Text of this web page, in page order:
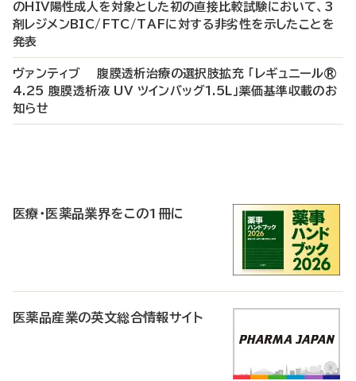
のHIV陽性成人を対象とした初の直接比較試験において、3
剤レジメンBIC/FTC/TAFに対する非劣性を示したことを
発表
ヴァンティブ 腹膜透析治療の選択肢拡充 「レギュニール®
4.25 腹膜透析液 UV ツインバッグ1.5L」薬価基準収載のお
知らせ
医療・医薬品業界をこの1冊に
医薬品産業の英文総合情報サイト